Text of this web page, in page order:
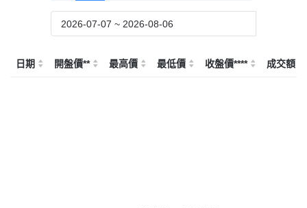
日期 開盤價** 最高價 最低價 收盤價**** 成交額